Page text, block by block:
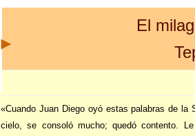
El
«Cuando Juan Diego oyó estas palabras de la
cielo, se consoló mucho; quedó contento.